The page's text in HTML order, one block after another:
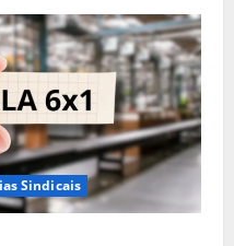
Sindicais